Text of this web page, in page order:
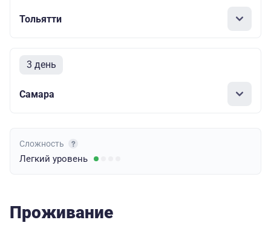
Тольятти
3 день
Самара
Сложность
Легкий уровень
Проживание